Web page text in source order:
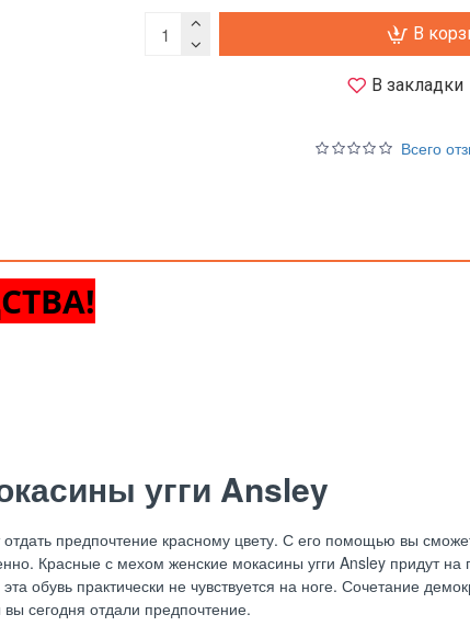
Всего
В
В закладки
угги Ansley
предпочтение красному цвету. С его помощью вы
Красные с мехом женские мокасины угги Ansley придут
обувь практически не чувствуется на ноге. Сочетание
сегодня отдали предпочтение.